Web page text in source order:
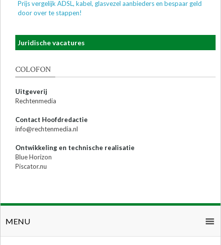
Prijs vergelijk ADSL, kabel, glasvezel aanbieders en bespaar geld
door over te stappen!
Juridische vacatures
COLOFON
Uitgeverij
Rechtenmedia
Contact Hoofdredactie
info@rechtenmedia.nl
Ontwikkeling en technische realisatie
Blue Horizon
Piscator.nu
MENU